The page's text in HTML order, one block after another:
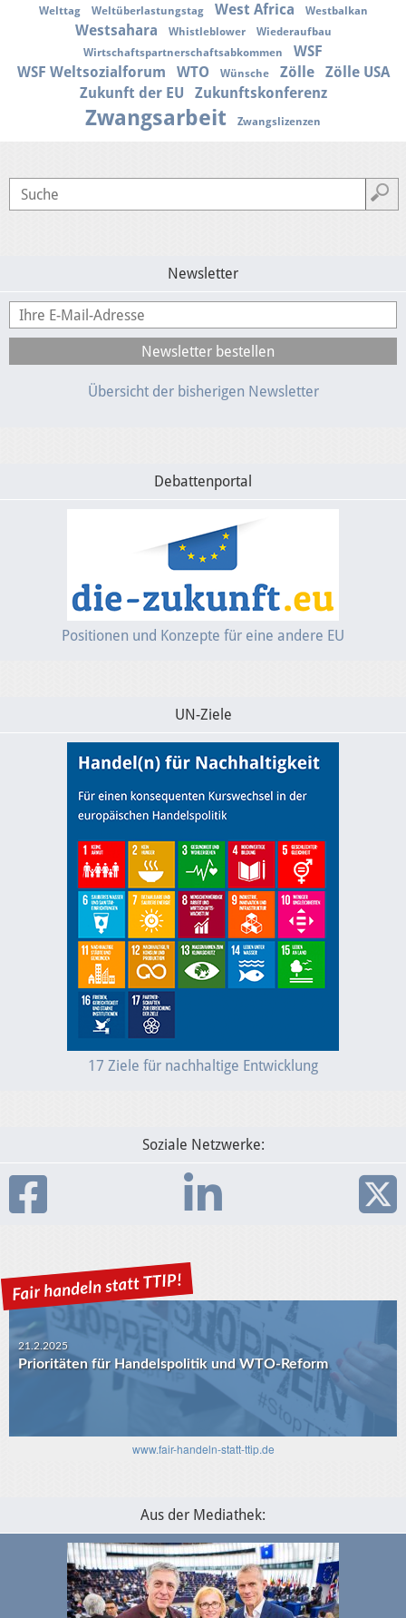
Welttag Weltüberlastungstag West Africa Westbalkan
Westsahara Whistleblower
Wiederaufbau
Wirtschaftspartnerschaftsabkommen
WSF
WSF Weltsozialforum
WTO Wünsche Zölle
Zölle USA
Zukunft der EU
Zukunftskonferenz
Zwangsarbeit Zwangslizenzen
Newsletter
Übersicht der bisherigen Newsletter
Debattenportal
Positionen und Konzepte für eine andere EU
UN-Ziele
17 Ziele für nachhaltige Entwicklung
Soziale Netzwerke:
Prioritäten für Handelspolitik und WTO-Reform
USA-EU: Die Algorithmen und das transatlantische
www.fair-handeln-statt-ttip.de
Aus der Mediathek: